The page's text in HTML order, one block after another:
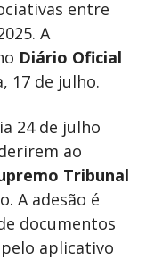
entre
A
Diário Oficial
17 de julho.
24 de julho
ao
Tribunal
A adesão é
documentos
aplicativo